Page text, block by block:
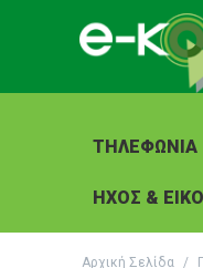
ΤΗΛΕΦΩΝΊΑ
ΉΧΟΣ &
Αρχική Σελίδα /